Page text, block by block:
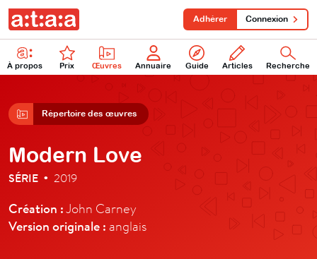
À propos Prix Œuvres Annuaire Guide Articles Recherche
Adhérer Connexion
Répertoire des œuvres
Modern Love
SÉRIE • 2019
Création :John Carney
Version originale : anglais